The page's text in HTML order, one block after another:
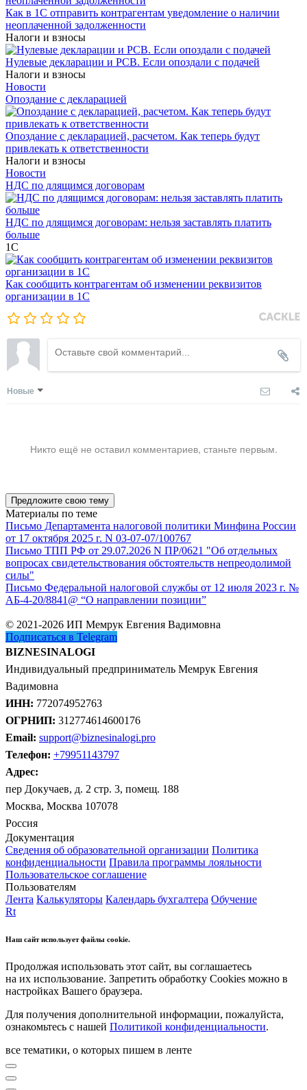
Как в 1С отправить контрагентам уведомление о наличии
неоплаченной задолженности
Налоги и взносы
Нулевые декларации и РСВ. Если опоздали с подачей
Налоги и взносы
Новости
Опоздание с декларацией
Опоздание с декларацией, расчетом. Как теперь будут
привлекать к ответственности
Налоги и взносы
Новости
НДС по длящимся договорам
НДС по длящимся договорам: нельзя заставлять платить
больше
1С
Как сообщить контрагентам об изменении реквизитов
организации в 1C
Новые
Никто ещё не оставил комментариев, станьте первым.
Предложите свою тему
Материалы по теме
Письмо Департамента налоговой политики Минфина России
от 17 октября 2025 г. N 03-07-07/100767
Письмо ТПП РФ от 29.07.2026 N ПР/0621 "Об отдельных
вопросах свидетельствования обстоятельств непреодолимой
силы"
Письмо Федеральной налоговой службы от 12 июля 2023 г. №
АБ-4-20/8841@ “О направлении позиции”
© 2021-2026 ИП Мемрук Евгения Вадимовна
Подписаться в Telegram
BIZNESINALOGI
Индивидуальный предприниматель Мемрук Евгения
Вадимовна
ИНН: 772074952763
ОГРНИП: 312774614600176
Email: support@biznesinalogi.pro
Телефон: +79951143797
Адрес:
пер Докучаев, д. 2 стр. 3, помещ. 188
Москва, Москва 107078
Россия
Документация
Сведения об образовательной организации Политика
конфиденциальности Правила программы лояльности
Пользовательское соглашение
Пользователям
Лента Калькуляторы Календарь бухгалтера Обучение
Rt
Наш сайт использует файлы cookie.
Продолжая использовать этот сайт, вы соглашаетесь
на их использование. Запретить обработку Cookies можно в
настройках Вашего браузера.
Для получения дополнительной информации, пожалуйста,
ознакомьтесь с нашей Политикой конфиденциальности.
все тематики, о которых пишем в ленте